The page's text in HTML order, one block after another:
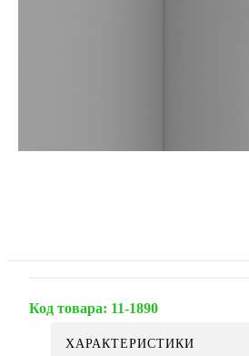
Код товара: 11-1890
ХАРАКТЕРИСТИКИ